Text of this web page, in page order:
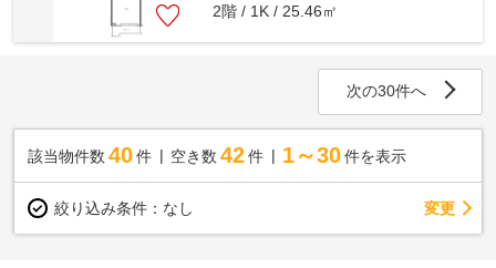
2階 / 1K / 25.46㎡
次の30件へ
該当物件数 40件 空き数 42 件 1～30 件を表示
絞り込み条件： なし 変更